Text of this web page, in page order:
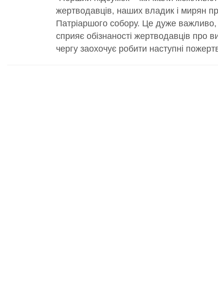
жертводавців, наших владик і мирян
Патріаршого собору. Це дуже
сприяє обізнаності жертводавців про
чергу заохочує робити наступні